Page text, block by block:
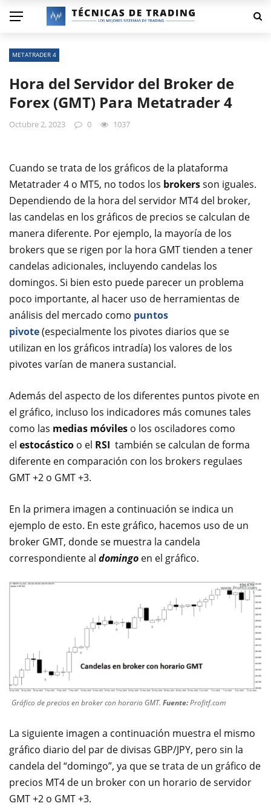
METATRADER 4
Hora del Servidor del Broker de
Forex (GMT) Para Metatrader 4
Octubre 2, 2023 0 1037
Cuando se trata de los gráficos de la plataforma
Metatrader 4 o MT5, no todos los brokersson iguales.
Dependiendo de la hora del servidor MT4 del broker,
las candelas en los gráficos de precios se calculan de
manera diferente. Por ejemplo, la mayoría de los
brokers que se rigen por la hora GMT tienden a tener
candelas adicionales, incluyendo candelas los
domingos. Si bien esto puede parecer un problema
poco importante, al hacer uso de herramientas de
análisis del mercado como puntos
pivote(especialmente los pivotes diarios que se
utilizan en los gráficos intradía) los valores de los
pivotes varían de manera sustancial.
Además del aspecto de los diferentes puntos pivote en
el gráfico, incluso los indicadores más comunes tales
como las medias móviles o los osciladores como
el estocástico o el RSI también se calculan de forma
diferente en comparación con los brokers regulaes
GMT +2 o GMT +3.
En la primera imagen a continuación se indica un
ejemplo de esto. En este gráfico, hacemos uso de un
broker GMT, donde se muestra la candela
correspondiente al domingo en el gráfico.
Gráfico de precios en broker con horario GMT. Fuente:Profitf.com
La siguiente imagen a continuación muestra el mismo
gráfico diario del par de divisas GBP/JPY, pero sin la
candela del “domingo”, ya que se trata de un gráfico de
precios MT4 de un broker con un horario de servidor
GMT +2 o GMT +3.